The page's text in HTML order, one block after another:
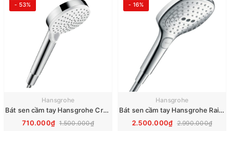
- 53%
Hansgrohe
Bát sen cầm tay Hansgrohe Crometta Vario 26330400
710.000₫ 1.500.000₫
- 16%
Hansgrohe
Bát sen cầm tay Hansgrohe Raindance Select S 120 3jet 26520000
2.500.000₫ 2.990.000₫